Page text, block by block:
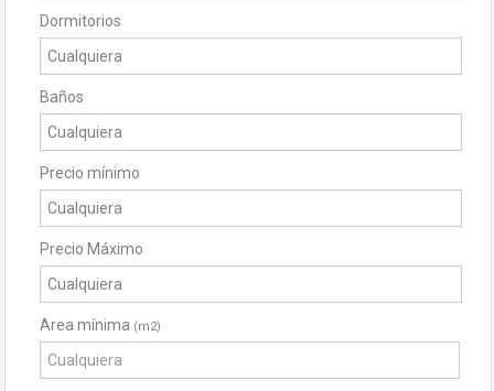
Dormitorios
Baños
Precio mínimo
Precio Máximo
Area mínima (m2)